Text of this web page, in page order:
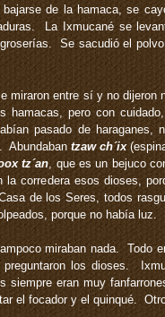
bajarse de la hamaca, se
La Ixmucané se
Se sacudió el
entre sí y no dijeron
hamacas, pero con
pasado de
Abundaban tzaw ch´ix
tz´an , que es un bejuco
la corredera esos dioses,
de los Seres, todos
porque no había luz.
miraban nada. Todo
preguntaron los dioses.
siempre eran muy
el focador y el quinqué.